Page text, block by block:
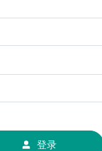
登录